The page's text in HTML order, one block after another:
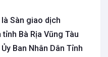
là Sàn giao dịch
Bà Rịa Vũng Tàu
Ban Nhân Dân Tỉnh